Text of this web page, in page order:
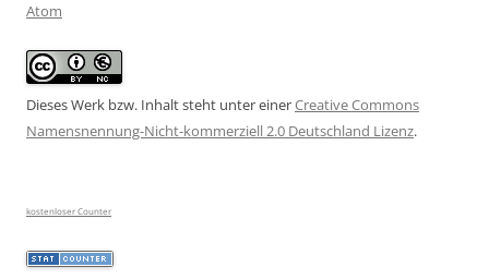
Atom
Dieses Werk bzw. Inhalt steht unter einerCreative Commons
Namensnennung-Nicht-kommerziell 2.0 Deutschland Lizenz.
kostenloser Counter